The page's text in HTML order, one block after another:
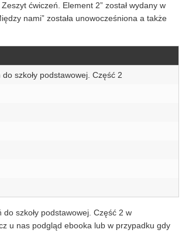
ćwiczeń. Element 2” został wydany w
nami” została unowocześniona a także
szkoły podstawowej. Część 2
szkoły podstawowej. Część 2 w
u nas podgląd ebooka lub w przypadku gdy